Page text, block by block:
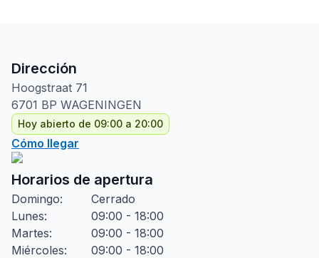
Dirección
Hoogstraat 71
6701 BP WAGENINGEN
Hoy abierto de 09:00 a 20:00
Cómo llegar
Horarios de apertura
Domingo:
Cerrado
Lunes:
09:00 - 18:00
Martes:
09:00 - 18:00
Miércoles:
09:00 - 18:00